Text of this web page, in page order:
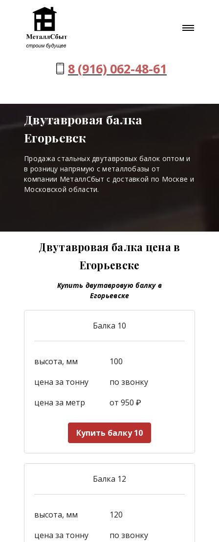
8 (916) 062-48-61
Двутавровая балка
Егорьевск
Продажа стальных двутавровых балок оптом и
в розницу напрямую с металлобазы от
компании МеталлСбыт с доставкой по Москве и
Московской области.
Двутавровая балка цена в
Егорьевске
Купить двутавровую балку в
Егорьевске
Балка 10
высота, мм
100
цена за тонну
по звонку
цена за метр
от 950 ₽
Купить балку 10
Балка 12
высота, мм
120
цена за тонну
по звонку